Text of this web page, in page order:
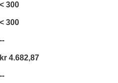
< 300
< 300
--
kr 4.682,87
--